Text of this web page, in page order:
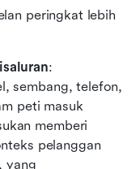
peringkat lebih
:
sembang, telefon,
peti masuk
memberi
pelanggan
yang